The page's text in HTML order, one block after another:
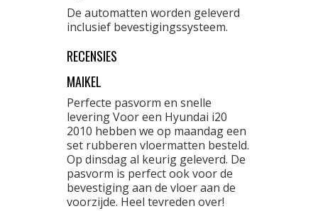
De automatten worden geleverd
inclusief bevestigingssysteem.
RECENSIES
MAIKEL
Perfecte pasvorm en snelle
levering Voor een Hyundai i20
2010 hebben we op maandag een
set rubberen vloermatten besteld.
Op dinsdag al keurig geleverd. De
pasvorm is perfect ook voor de
bevestiging aan de vloer aan de
voorzijde. Heel tevreden over!